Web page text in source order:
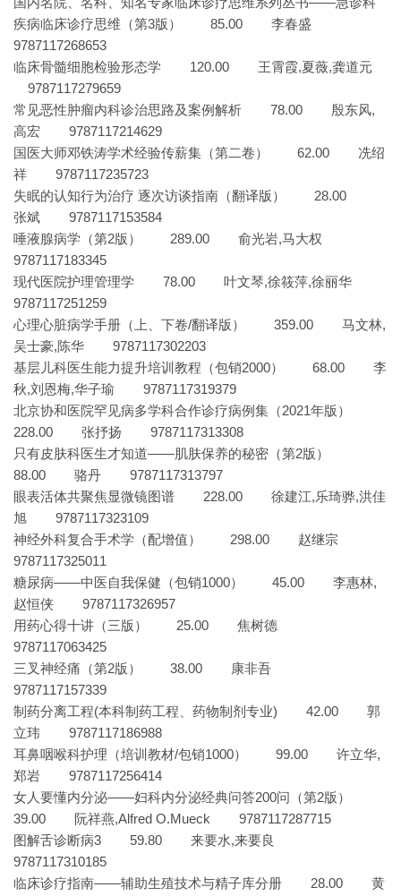
疾病临床诊疗思维（第3版） 85.00 李春盛
9787117268653
临床骨髓细胞检验形态学 120.00 王霄霞,夏薇,龚道元
9787117279659
常见恶性肿瘤内科诊治思路及案例解析 78.00 殷东风,
高宏 9787117214629
国医大师邓铁涛学术经验传薪集（第二卷） 62.00 冼绍
祥 9787117235723
失眠的认知行为治疗 逐次访谈指南（翻译版） 28.00
张斌 9787117153584
唾液腺病学（第2版） 289.00 俞光岩,马大权
9787117183345
现代医院护理管理学 78.00 叶文琴,徐筱萍,徐丽华
9787117251259
心理心脏病学手册（上、下卷/翻译版） 359.00 马文林,
吴士豪,陈华 9787117302203
基层儿科医生能力提升培训教程（包销2000） 68.00 李
秋,刘恩梅,华子瑜 9787117319379
北京协和医院罕见病多学科合作诊疗病例集（2021年版）
228.00 张抒扬 9787117313308
只有皮肤科医生才知道——肌肤保养的秘密（第2版）
88.00 骆丹 9787117313797
眼表活体共聚焦显微镜图谱 228.00 徐建江,乐琦骅,洪佳
旭 9787117323109
神经外科复合手术学（配增值） 298.00 赵继宗
9787117325011
糖尿病——中医自我保健（包销1000） 45.00 李惠林,
赵恒侠 9787117326957
用药心得十讲（三版） 25.00 焦树德
9787117063425
三叉神经痛（第2版） 38.00 康非吾
9787117157339
制药分离工程(本科制药工程、药物制剂专业) 42.00 郭
立玮 9787117186988
耳鼻咽喉科护理（培训教材/包销1000） 99.00 许立华,
郑岩 9787117256414
女人要懂内分泌——妇科内分泌经典问答200问（第2版）
39.00 阮祥燕,Alfred O.Mueck 9787117287715
图解舌诊断病3 59.80 来要水,来要良
9787117310185
临床诊疗指南——辅助生殖技术与精子库分册 28.00 黄